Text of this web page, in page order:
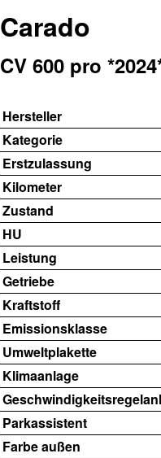
Carado
CV 600 pro
Hersteller
Kategorie
Erstzulassung
Kilometer
Zustand
HU
Leistung
Getriebe
Kraftstoff
Emissionsklasse
Umweltplakette
Klimaanlage
Parkassistent
Farbe außen